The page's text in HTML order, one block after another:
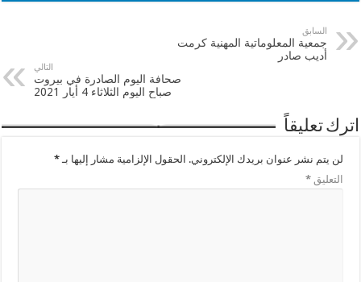
السابق
جمعية المعلوماتية المهنية كرمت
أديب صادر
التالي
صحافة اليوم الصادرة في بيروت
صباح اليوم الثلاثاء 4 أيار 2021
اترك تعليقاً
لن يتم نشر عنوان بريدك الإلكتروني. الحقول الإلزامية مشار إليها بـ*
التعليق*